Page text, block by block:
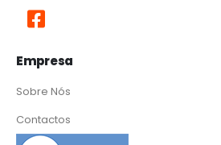
Empresa
Sobre Nós
Contactos